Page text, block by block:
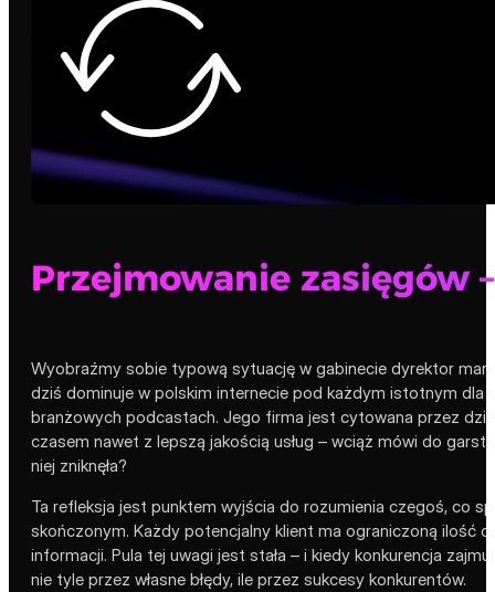
Przejmowanie zasięgów
Wyobraźmy sobie typową sytuację w gabinecie dyrektor
dziś dominuje w polskim internecie pod każdym istotnym dla
branżowych podcastach. Jego firma jest cytowana przez
czasem nawet z lepszą jakością usług – wciąż mówi do
niej zniknęła?
Ta refleksja jest punktem wyjścia do rozumienia czegoś, co
skończonym. Każdy potencjalny klient ma ograniczoną ilość
informacji. Pula tej uwagi jest stała – i kiedy konkurencja
nie tyle przez własne błędy, ile przez sukcesy konkurentów.